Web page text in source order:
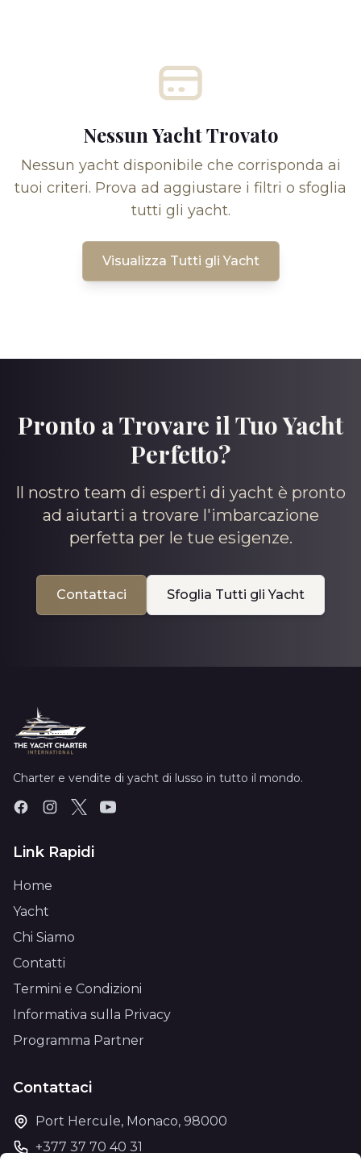
Nessun Yacht Trovato
Nessun yacht disponibile che corrisponda ai
tuoi criteri. Prova ad aggiustare i filtri o sfoglia
tutti gli yacht.
Visualizza Tutti gli Yacht
Pronto a Trovare il Tuo Yacht
Perfetto?
Il nostro team di esperti di yacht è pronto
ad aiutarti a trovare l'imbarcazione
perfetta per le tue esigenze.
Contattaci Sfoglia Tutti gli Yacht
Charter e vendite di yacht di lusso in tutto il mondo.
Link Rapidi
Home
Yacht
Chi Siamo
Contatti
Termini e Condizioni
Informativa sulla Privacy
Programma Partner
Contattaci
Port Hercule, Monaco, 98000
+377 37 70 40 31